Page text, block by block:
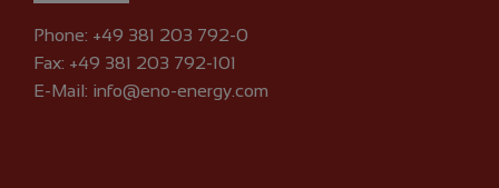
Phone: +49 381 203 792-0
Fax: +49 381 203 792-101
E-Mail: info@eno-energy.com